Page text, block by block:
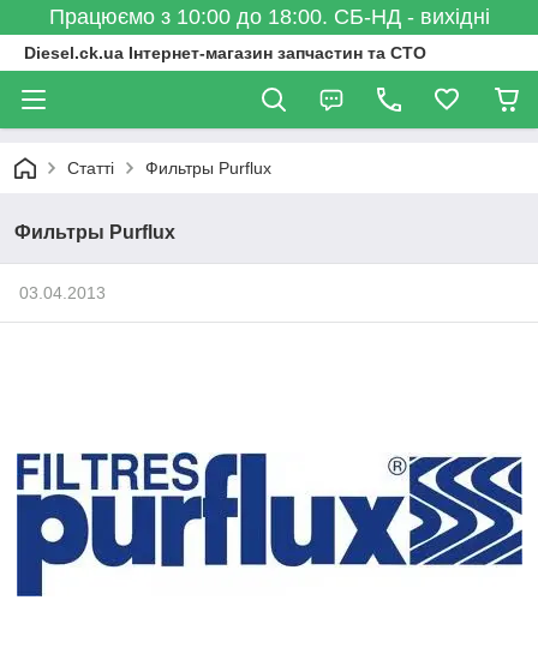
Працюємо з 10:00 до 18:00. СБ-НД - вихідні
Diesel.ck.ua Інтернет-магазин запчастин та СТО
Статті Фильтры Purflux
Фильтры Purflux
03.04.2013